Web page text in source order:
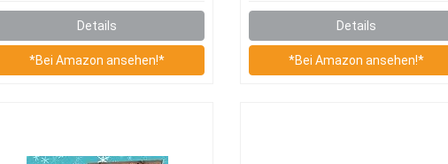
Details
*Bei Amazon ansehen!*
Details
*Bei Amazon ansehen!*